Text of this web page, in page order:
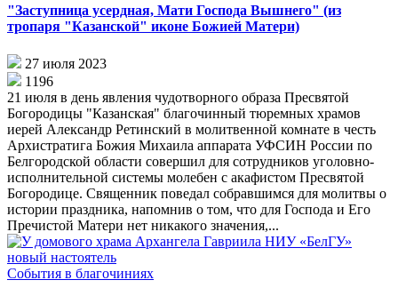
"Заступница усердная, Мати Господа Вышнего" (из
тропаря "Казанской" иконе Божией Матери)
27 июля 2023
1196
21 июля в день явления чудотворного образа Пресвятой
Богородицы "Казанская" благочинный тюремных храмов
иерей Александр Ретинский в молитвенной комнате в честь
Архистратига Божия Михаила аппарата УФСИН России по
Белгородской области совершил для сотрудников уголовно-
исполнительной системы молебен с акафистом Пресвятой
Богородице. Священник поведал собравшимся для молитвы о
истории праздника, напомнив о том, что для Господа и Его
Пречистой Матери нет никакого значения,...
События в благочиниях